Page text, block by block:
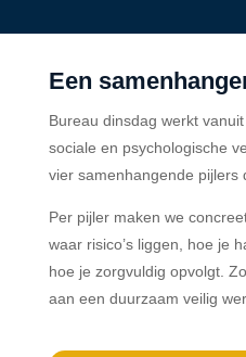
Een
Bureau dinsdag werkt
sociale en psychologische
vier samenhangende pijlers
Per pijler maken we
waar risico’s liggen, hoe je
hoe je zorgvuldig opvolgt.
aan een duurzaam veilig